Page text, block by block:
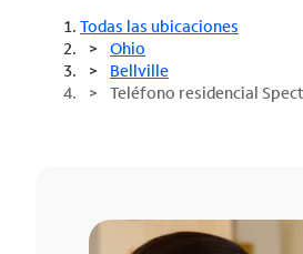
Todas las ubicaciones
Ohio
Bellville
Teléfono residencial